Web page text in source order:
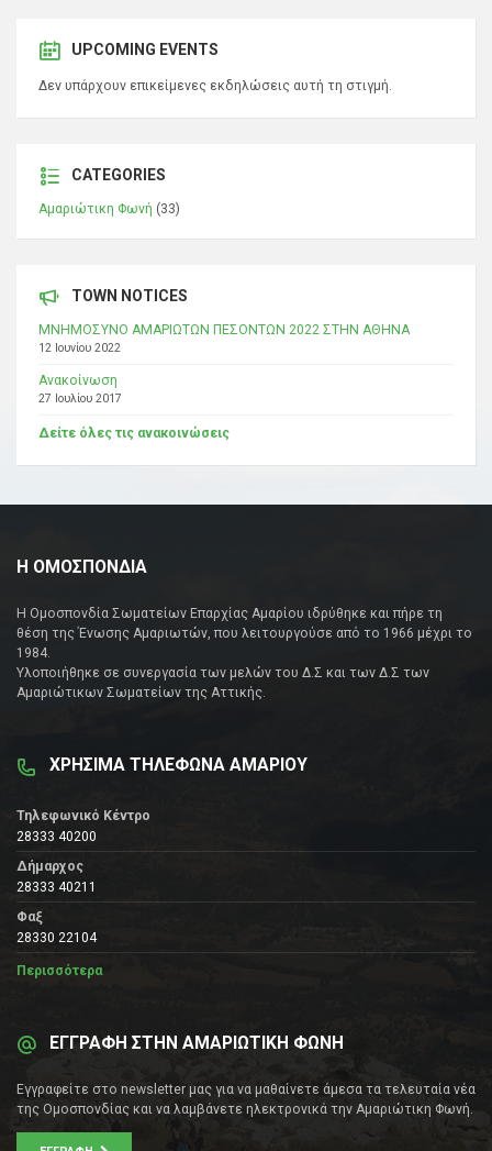
UPCOMING EVENTS
Δεν υπάρχουν επικείμενες εκδηλώσεις αυτή τη στιγμή.
CATEGORIES
Αμαριώτικη Φωνή (33)
TOWN NOTICES
ΜΝΗΜΟΣΥΝΟ ΑΜΑΡΙΩΤΩΝ ΠΕΣΟΝΤΩΝ 2022 ΣΤΗΝ ΑΘΗΝΑ
12 Ιουνίου 2022
Ανακοίνωση
27 Ιουλίου 2017
Δείτε όλες τις ανακοινώσεις
Η ΟΜΟΣΠΟΝΔΙΑ
Η Ομοσπονδία Σωματείων Επαρχίας Αμαρίου ιδρύθηκε και πήρε τη
θέση της Ένωσης Αμαριωτών, που λειτουργούσε από το 1966 μέχρι το
1984.
Υλοποιήθηκε σε συνεργασία των μελών του Δ.Σ και των Δ.Σ των
Αμαριώτικων Σωματείων της Αττικής.
ΧΡΗΣΙΜΑ ΤΗΛΕΦΩΝΑ ΑΜΑΡΙΟΥ
Τηλεφωνικό Κέντρο
28333 40200
Δήμαρχος
28333 40211
Φαξ
28330 22104
Περισσότερα
ΕΓΓΡΑΦΗ ΣΤΗΝ ΑΜΑΡΙΩΤΙΚΗ ΦΩΝΗ
Εγγραφείτε στο newsletter μας για να μαθαίνετε άμεσα τα τελευταία νέα
της Ομοσπονδίας και να λαμβάνετε ηλεκτρονικά την Αμαριώτικη Φωνή.